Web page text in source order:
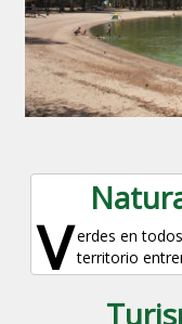
V erdes en
territorio